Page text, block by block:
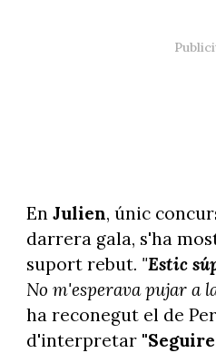
En Julien, únic
darrera gala, s'ha
suport rebut. "Estic
No m'esperava pujar a
ha reconegut el de
d'interpretar